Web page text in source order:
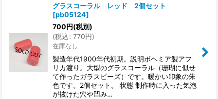
グラスコーラル レッド 2個セット
[pb05124]
700円(税別)
(税込: 770円)
在庫なし
製造年代1900年代初期。説明ボヘミア製アフ
リカ渡り。大型のグラスコーラル（珊瑚に似せ
て作ったガラスビーズ）です。暖かい印象の朱
色です。2個セット。 状態 制作時に入った気泡
が抜けた穴や凹み…